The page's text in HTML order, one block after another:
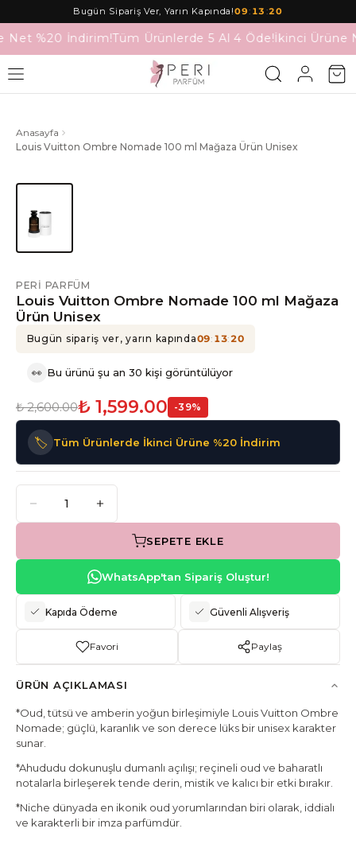
Bugün Sipariş Ver, Yarın Kapında!09: 13 :20
Net %20 İndirim!Tüm Ürünlerde 5 Al 4 Öde!İkinci Ürüne
Anasayfa
Louis Vuitton Ombre Nomade 100 ml Mağaza Ürün Unisex
PERI PARFÜM
Louis Vuitton Ombre Nomade 100 ml Mağaza
Ürün Unisex
Bugün sipariş ver, yarın kapında09: 13:20
👀 Bu ürünü şu an 30 kişi görüntülüyor
₺ 2,600.00₺ 1,599.00 -39%
🏷️ Tüm Ürünlerde İkinci Ürüne %20 İndirim
SEPETE EKLE
WhatsApp'tan Sipariş Oluştur!
Kapıda Ödeme Güvenli Alışveriş
Favori Paylaş
ÜRÜN AÇIKLAMASI
*Oud, tütsü ve amberin yoğun birleşimiyle Louis Vuitton Ombre
Nomade; güçlü, karanlık ve son derece lüks bir unisex karakter
sunar.
*Ahududu dokunuşlu dumanlı açılışı; reçineli oud ve baharatlı
notalarla birleşerek tende derin, mistik ve kalıcı bir etki bırakır.
*Niche dünyada en ikonik oud yorumlarından biri olarak, iddialı
ve karakterli bir imza parfümdür.